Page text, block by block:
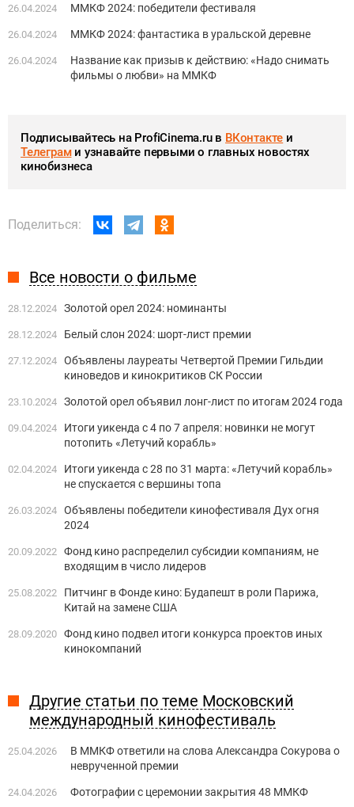
26.04.2024 ММКФ 2024: победители фестиваля
26.04.2024 ММКФ 2024: фантастика в уральской деревне
26.04.2024
Название как призыв к действию: «Надо снимать
фильмы о любви» на ММКФ
Подписывайтесь на ProfiCinema.ru в ВКонтакте и
Телеграми узнавайте первыми о главных новостях
кинобизнеса
Поделиться:
Все новости о фильме
28.12.2024 Золотой орел 2024: номинанты
28.12.2024 Белый слон 2024: шорт-лист премии
27.12.2024 Объявлены лауреаты Четвертой Премии Гильдии
киноведов и кинокритиков СК России
23.10.2024 Золотой орел объявил лонг-лист по итогам 2024 года
09.04.2024
Итоги уикенда с 4 по 7 апреля: новинки не могут
потопить «Летучий корабль»
02.04.2024
Итоги уикенда с 28 по 31 марта: «Летучий корабль»
не спускается с вершины топа
26.03.2024 Объявлены победители кинофестиваля Дух огня
2024
20.09.2022 Фонд кино распределил субсидии компаниям, не
входящим в число лидеров
25.08.2022
Питчинг в Фонде кино: Будапешт в роли Парижа,
Китай на замене США
28.09.2020 Фонд кино подвел итоги конкурса проектов иных
кинокомпаний
Другие статьи по теме Московский
международный кинофестиваль
25.04.2026
В ММКФ ответили на слова Александра Сокурова о
неврученной премии
24.04.2026 Фотографии с церемонии закрытия 48 ММКФ